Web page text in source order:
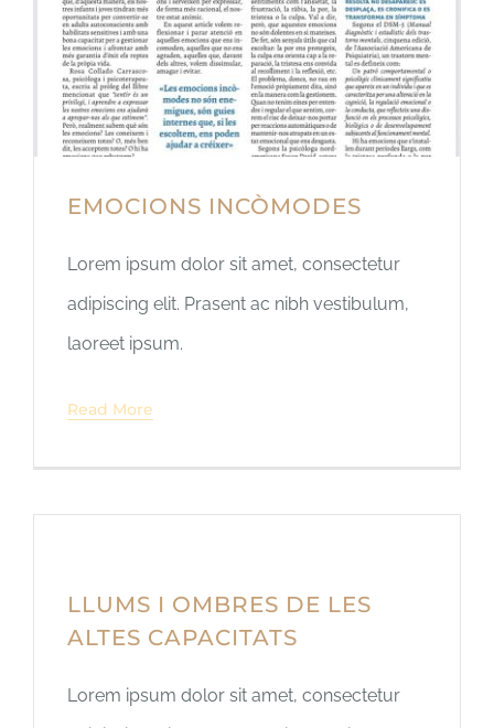
EMOCIONS INCÒMODES
Lorem ipsum dolor sit amet, consectetur
adipiscing elit. Prasent ac nibh vestibulum,
laoreet ipsum.
Read More
LLUMS I OMBRES DE LES
ALTES CAPACITATS
Lorem ipsum dolor sit amet, consectetur